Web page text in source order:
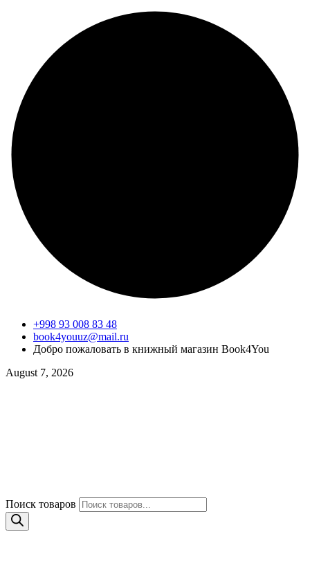
+998 93 008 83 48
book4youuz@mail.ru
Добро пожаловать в книжный магазин Book4You
August 7, 2026
Поиск товаров